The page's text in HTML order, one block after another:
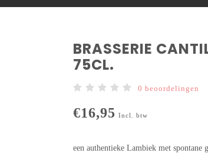
BRASSERIE
75CL.
0 beoordelingen
€16,95 Incl. btw
een authentieke Lambiek met spontane